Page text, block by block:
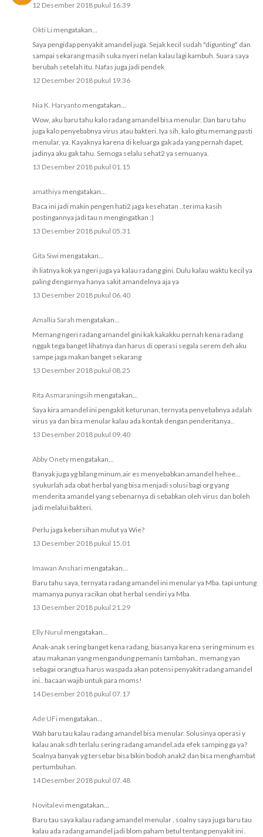
12 Desember 2018 pukul 16.39
Okti Li mengatakan...
Saya pengidap penyakit amandel juga. Sejak kecil sudah "digunting" dan
sampai sekarang masih suka nyeri nelan kalau lagi kambuh. Suara saya
berubah setelah itu. Nafas juga jadi pendek
12 Desember 2018 pukul 19.36
Nia K. Haryanto mengatakan...
Wow, aku baru tahu kalo radang amandel bisa menular. Dan baru tahu
juga kalo penyebabnya virus atau bakteri. Iya sih, kalo gitu memang pasti
menular, ya. Kayaknya karena di keluarga gak ada yang pernah dapet,
jadinya aku gak tahu. Semoga selalu sehat2 ya semuanya.
13 Desember 2018 pukul 01.15
amathiya mengatakan...
Baca ini jadi makin pengen hati2 jaga kesehatan ..terima kasih
postingannya jadi tau n mengingatkan :)
13 Desember 2018 pukul 05.31
Gita Siwi mengatakan...
ih liatnya kok ya ngeri juga ya kalau radang gini. Dulu kalau waktu kecil ya
paling dengarnya hanya sakit amandelnya aja ya
13 Desember 2018 pukul 06.40
Amallia Sarah mengatakan...
Memang ngeri radang amandel gini kak kakakku pernah kena radang
nggak tega banget lihatnya dan harus di operasi segala serem deh aku
sampe jaga makan banget sekarang
13 Desember 2018 pukul 08.25
Rita Asmaraningsih mengatakan...
Saya kira amandel ini pengakit keturunan, ternyata penyebabnya adalah
virus ya dan bisa menular kalau ada kontak dengan penderitanya..
13 Desember 2018 pukul 09.40
Abby Onety mengatakan...
Banyak juga yg bilang minum.air es menyebabkan amandel hehee...
syukurlah ada obat herbal yang bisa menjadi solusi bagi org yang
menderita amandel yang sebenarnya di sebabkan oleh virus dan boleh
jadi melalui bakteri.
Perlu jaga kebersihan mulut ya Wie?
13 Desember 2018 pukul 15.01
Imawan Anshari mengatakan...
Baru tahu saya, ternyata radang amandel ini menular ya Mba. tapi untung
mamanya punya racikan obat herbal sendiri ya Mba.
13 Desember 2018 pukul 21.29
Elly Nurul mengatakan...
Anak-anak sering banget kena radang, biasanya karena sering minum es
atau makanan yang mengandung pemanis tambahan.. memang yan
sebagai orangtua harus waspada akan potensi penyakit radang amandel
ini.. bacaan wajib untuk para moms!
14 Desember 2018 pukul 07.17
Ade UFi mengatakan...
Wah baru tau kalau radang amandel bisa menular. Solusinya operasi y
kalau anak sdh terlalu sering radang amandel.ada efek samping ga ya?
Soalnya banyak yg tersebar bisa bikin bodoh anak2 dan bisa menghambat
pertumbuhan.
14 Desember 2018 pukul 07.48
Novitalevi mengatakan...
Baru tau saya kalau radang amandel menular , soalny saya juga baru tau
kalau ada radang amandel jadi blom paham betul tentang penyakit ini .